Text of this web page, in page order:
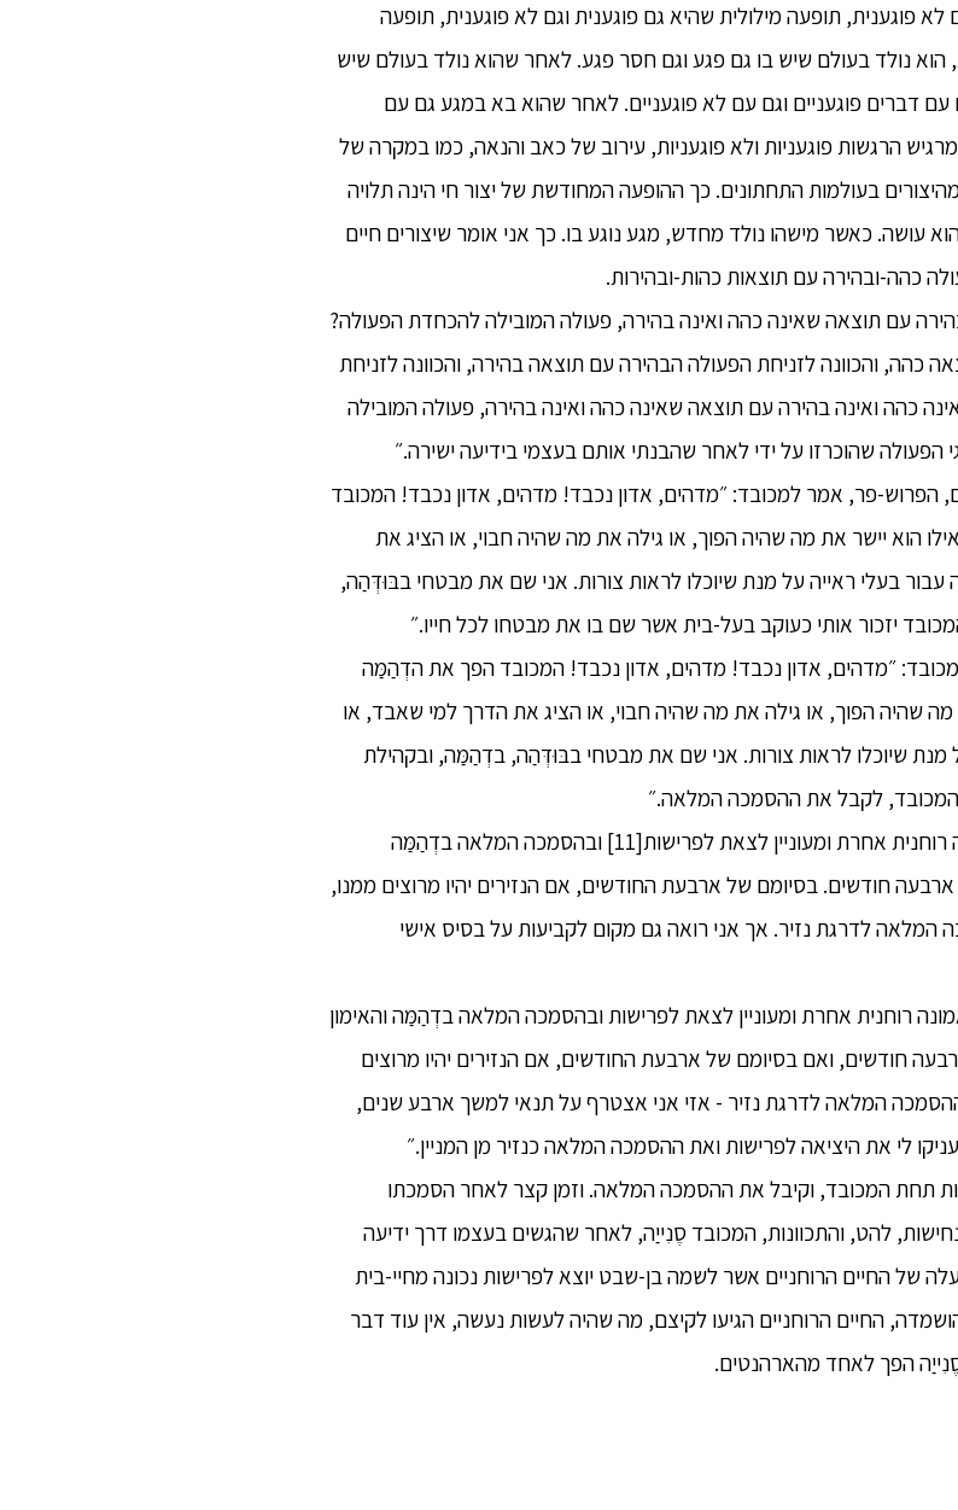
פוגענית, תופעה מילולית שהיא גם פוגענית וגם לא פוגענית, תופעה
הוא נולד בעולם שיש בו גם פגע וגם חסר פגע. לאחר שהוא נולד בעולם שיש
דברים פוגעניים וגם עם לא פוגעניים. לאחר שהוא בא במגע גם עם
הרגשות פוגעניות ולא פוגעניות, עירוב של כאב והנאה, כמו במקרה של
בעולמות התחתונים. כך ההופעה המחודשת של יצור חי הינה תלויה
עושה. כאשר מישהו נולד מחדש, מגע נוגע בו. כך אני אומר שיצורים חיים
כהה-ובהירה עם תוצאות כהות-ובהירות.
בהירה עם תוצאה שאינה כהה ואינה בהירה, פעולה המובילה להכחדת הפעולה?
כהה, והכוונה לזניחת הפעולה הבהירה עם תוצאה בהירה, והכוונה לזניחת
כהה ואינה בהירה עם תוצאה שאינה כהה ואינה בהירה, פעולה המובילה
הפרוש-פר, אמר למכובד: ״מדהים, אדון נכבד! מדהים, אדון נכבד! המכובד
הוא יישר את מה שהיה הפוך, או גילה את מה שהיה חבוי, או הציג את
בעלי ראייה על מנת שיוכלו לראות צורות. אני שם את מבטחי בבּוּדְּהַה,
יזכור אותי כעוקב בעל-בית אשר שם בו את מבטחו לכל חייו.״
״מדהים, אדון נכבד! מדהים, אדון נכבד! המכובד הפך את הדְהַמַּה
מה שהיה הפוך, או גילה את מה שהיה חבוי, או הציג את הדרך למי שאבד, או
מנת שיוכלו לראות צורות. אני שם את מבטחי בבּוּדְּהַה, בדְהַמַּה, ובקהילת
לקבל את ההסמכה המלאה.״
14. ״סֶנִייַה, מי שקודם לכן השתייך לאמונה רוחנית אחרת ומעוניין לצאת לפרישות[11] ובהסמכה המלאה בדְהַמַּה
חודשים. בסיומם של ארבעת החודשים, אם הנזירים יהיו מרוצים ממנו,
המלאה לדרגת נזיר. אך אני רואה גם מקום לקביעות על בסיס אישי
רוחנית אחרת ומעוניין לצאת לפרישות ובהסמכה המלאה בדְהַמַּה והאימון
חודשים, ואם בסיומם של ארבעת החודשים, אם הנזירים יהיו מרוצים
המלאה לדרגת נזיר - אזי אני אצטרף על תנאי למשך ארבע שנים,
לי את היציאה לפרישות ואת ההסמכה המלאה כנזיר מן המניין.״
תחת המכובד, וקיבל את ההסמכה המלאה. וזמן קצר לאחר הסמכתו
להט, והתכוונות, המכובד סֶנִייַה, לאחר שהגשים בעצמו דרך ידיעה
של החיים הרוחניים אשר לשמה בן-שבט יוצא לפרישות נכונה מחיי-בית
החיים הרוחניים הגיעו לקיצם, מה שהיה לעשות נעשה, אין עוד דבר
הפך לאחד מהארהנטים.